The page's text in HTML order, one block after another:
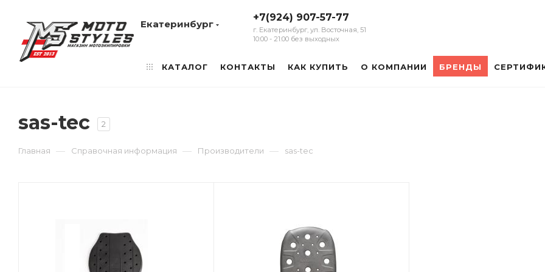
Екатеринбург
+7(924) 907-57-77
г. Екатеринбург, ул. Восточная, 51
10:00 - 21:00 без выходных
КАТАЛОГ КОНТАКТЫ КАК КУПИТЬ О КОМПАНИИ БРЕНДЫ
sas-tec 2
Главная — Справочная информация — Производители — sas-tec